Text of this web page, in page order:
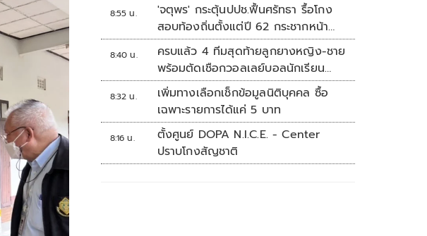
8:55 น.
'จตุพร' กระตุ้นปปช.ฟื้นศรัทธา รื้อโกง
สอบท้องถิ่นตั้งแต่ปี 62 กระชากหน้า
ลงโทษให้เข็ดหลาบ
8:40 น.
ครบแล้ว 4 ทีมสุดท้ายลูกยางหญิง-ชาย
พร้อมตัดเชือกวอลเลย์บอลนักเรียน
แชมป์กีฬา '7HD 2026'
8:32 น.
เพิ่มทางเลือกเช็กข้อมูลนิติบุคคล ซื้อ
เฉพาะรายการได้แค่ 5 บาท
8:16 น.
ตั้งศูนย์ DOPA N.I.C.E. - Center
ปราบโกงสัญชาติ